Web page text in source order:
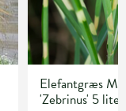
Elefantgræs
'Zebrinus' 5